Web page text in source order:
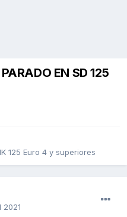
EN SD 125
125 Euro 4 y superiores
2021